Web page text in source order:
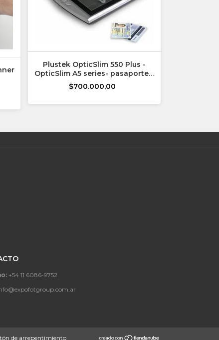
Plustek OpticSlim 550 Plus -
OpticSlim A5 series- pasaportes,
DNI, tarjetas de crédito
$700.000,00
+54 11 6086-9752
de arrepentimiento